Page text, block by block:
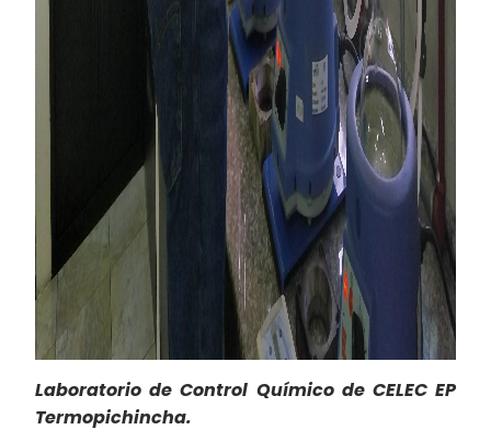
Laboratorio de Control Químico de CELEC EP
Termopichincha.